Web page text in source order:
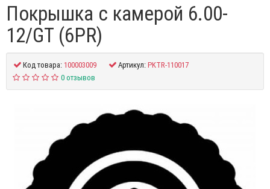
Покрышка с камерой 6.00-
12/GT (6PR)
Код товара:100003009 Артикул:PKTR-110017
0 отзывов